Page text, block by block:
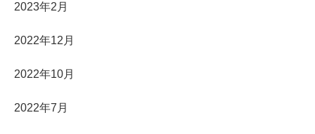
2023年2月
2022年12月
2022年10月
2022年7月